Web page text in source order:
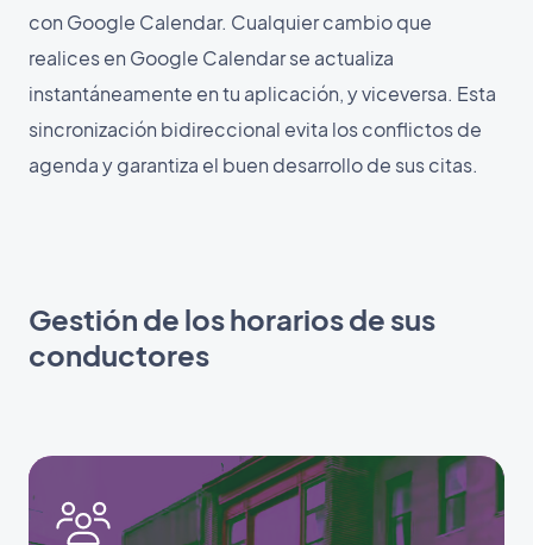
con Google Calendar. Cualquier cambio que
realices en Google Calendar se actualiza
instantáneamente en tu aplicación, y viceversa. Esta
sincronización bidireccional evita los conflictos de
agenda y garantiza el buen desarrollo de sus citas.
Gestión de los horarios de sus
conductores